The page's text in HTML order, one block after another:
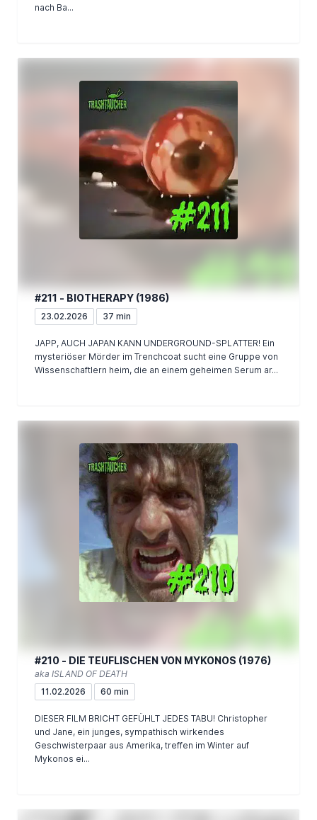
nach Ba...
#211 - BIOTHERAPY (1986)
23.02.2026 37 min
JAPP, AUCH JAPAN KANN UNDERGROUND-SPLATTER! Ein
mysteriöser Mörder im Trenchcoat sucht eine Gruppe von
Wissenschaftlern heim, die an einem geheimen Serum ar...
#210 - DIE TEUFLISCHEN VON MYKONOS (1976)
aka ISLAND OF DEATH
11.02.2026
60 min
DIESER FILM BRICHT GEFÜHLT JEDES TABU! Christopher
und Jane, ein junges, sympathisch wirkendes
Geschwisterpaar aus Amerika, treffen im Winter auf
Mykonos ei...